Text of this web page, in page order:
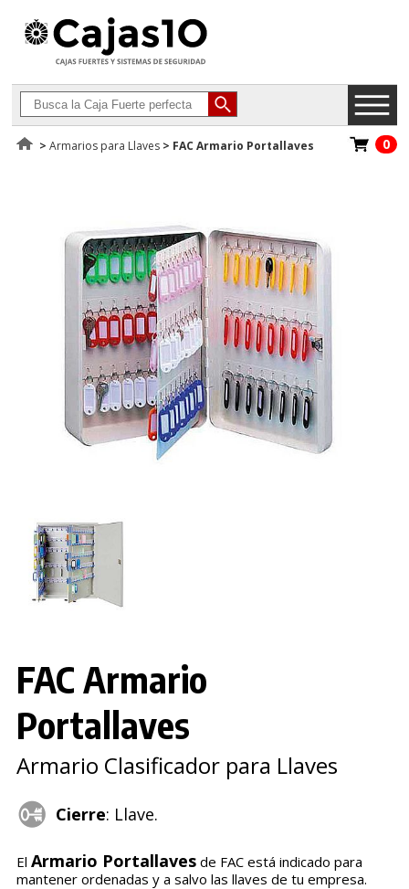
>Armarios para Llaves > FAC Armario Portallaves 0
FAC Armario
Portallaves
Armario Clasificador para Llaves
Cierre: Llave.
El Armario Portallavesde FAC está indicado para
mantener ordenadas y a salvo las llaves de tu empresa.